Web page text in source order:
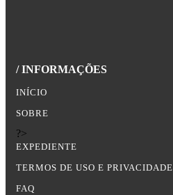
/ INFORMAÇÕES
INÍCIO
SOBRE
?>
EXPEDIENTE
TERMOS DE USO E PRIVACIDADE
FAQ